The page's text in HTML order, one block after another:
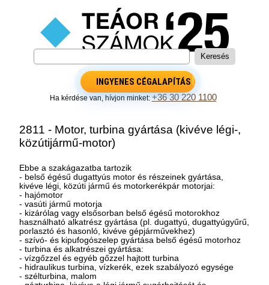
INGYENES CÉGALAPÍTÁS
Ha kérdése van, hívjon minket:+36 30 220 1100
2811 - Motor, turbina gyártása (kivéve légi-,
közútijármű-motor)
Ebbe a szakágazatba tartozik
- belső égésű dugattyús motor és részeinek gyártása,
kivéve légi, közúti jármű és motorkerékpár motorjai:
- hajómotor
- vasúti jármű motorja
- kizárólag vagy elsősorban belső égésű motorokhoz
használható alkatrész gyártása (pl. dugattyú, dugattyúgyűrű,
porlasztó és hasonló, kivéve gépjárművekhez)
- szívó- és kipufogószelep gyártása belső égésű motorhoz
- turbina és alkatrészei gyártása:
- vízgőzzel és egyéb gőzzel hajtott turbina
- hidraulikus turbina, vízkerék, ezek szabályozó egysége
- szélturbina, malom